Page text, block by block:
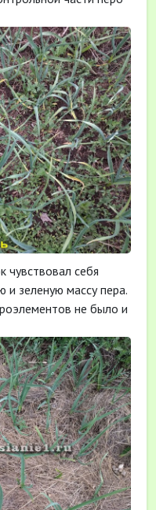
чувствовал себя
зеленую массу пера.
не было и